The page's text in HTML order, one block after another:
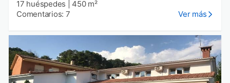
17 huéspedes
450 m²
Comentarios: 7
Ver más